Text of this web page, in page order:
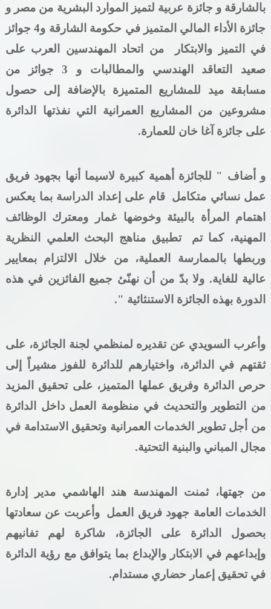
بالشارقة و جائزة عربية لتميز
الموارد البشرية من مصر و
جائزة الأداء المالي المتميز في حكومة الشارقة و4
جوائز
في التميز والابتكار من اتحاد المهندسين العرب على
صعيد التعاقد الهندسي والمطالبات و
3 جوائز من
مسابقة ميد للمشاريع المتميزة بالإضافة إلى حصول
مشروعين من المشاريع العمرانية التي نفذتها الدائرة
على جائزة آغا خان للعمارة.
و أضاف " للجائزة أهمية كبيرة لاسيما أنها بجهود فريق
عمل نسائي متكامل
قام على إعداد الدراسة بما يعكس
اهتمام المرأة بالبيئة وخوضها غمار ومعترك الوظائف
المهنية، كما تم
تطبيق مناهج البحث العلمي النظرية
وربطها بالممارسة العملية، من خلال الالتزام بمعايير
عالية للغاية. ولا بدّ من أن نهنّئ جميع الفائزين في هذه
الدورة بهذه الجائزة الاستنثائية ".
وأعرب السويدي عن تقديره لمنظمي لجنة الجائزة، على
ثقتهم في الدائرة، واختيارهم للدائرة للفوز مشيراً إلى
حرص الدائرة وفريق عملها المتميز، على تحقيق المزيد
من التطوير والتحديث في منظومة العمل داخل الدائرة
من أجل تطوير الخدمات العمرانية وتحقيق الاستدامة في
مجال المباني والبنية التحتية.
من جهتها، ثمنت المهندسة هند الهاشمي مدير إدارة
الخدمات العامة جهود فريق العمل
وأعربت عن سعادتها
بحصول الدائرة على الجائزة، شاكرة لهم تفانيهم
وإبداعهم في الابتكار والإبداع بما يتوافق مع رؤية الدائرة
في تحقيق إعمار حضاري مستدام.